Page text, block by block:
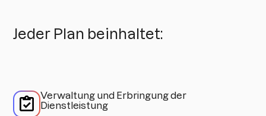
Jeder Plan beinhaltet:
Verwaltung und Erbringung der
Dienstleistung